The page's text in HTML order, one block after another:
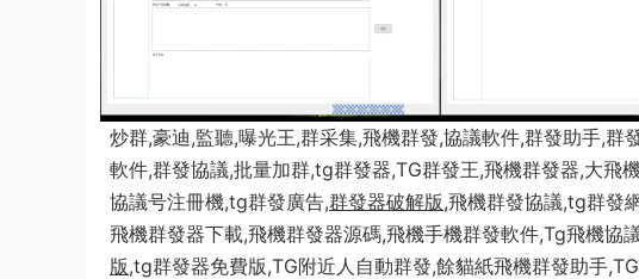
炒群,豪迪,監聽,曝光王,群采集,飛機群發,協議軟件,群發助手,
軟件,群發協議,批量加群,tg群發器,TG群發王,飛機群發器,大飛
協議号注冊機,tg群發廣告,群發器破解版,飛機群發協議,tg群發
飛機群發器下載,飛機群發器源碼,飛機手機群發軟件,Tg飛機協
版,tg群發器免費版,TG附近人自動群發,餘貓紙飛機群發助手